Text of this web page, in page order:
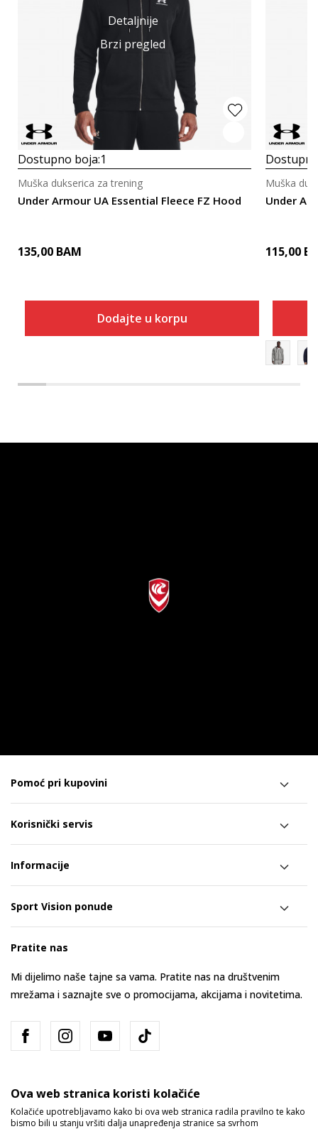
Detaljnije
Brzi pregled
Dostupno boja:1
Under Armour UA Essential Fleece FZ Hood
Muška dukserica za trening
135,00 BAM
Dodajte u korpu
Under
Muška
115,00
Pomoć pri kupovini
Korisnički servis
Informacije
Sport Vision ponude
Pratite nas
Mi dijelimo naše tajne sa vama. Pratite nas na društvenim
mrežama i saznajte sve o promocijama, akcijama i novitetima.
Ova web stranica koristi kolačiće
Kolačiće upotrebljavamo kako bi ova web stranica radila pravilno te kako
bismo bili u stanju vršiti dalja unapređenja stranice sa svrhom